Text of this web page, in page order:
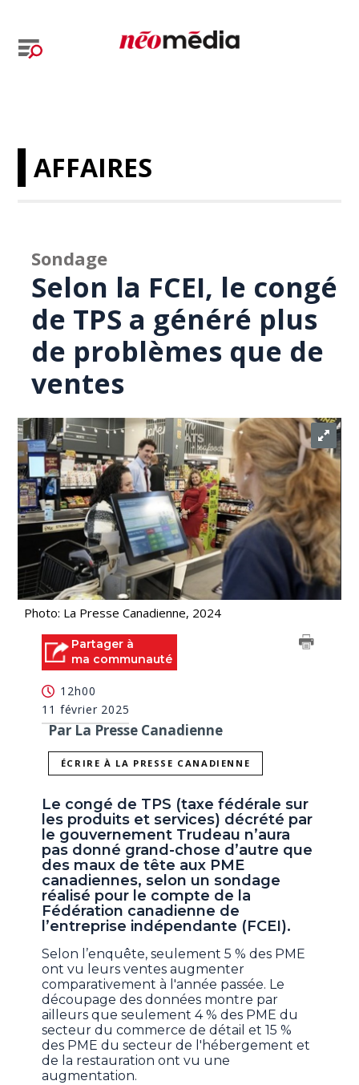
AFFAIRES
Sondage
Selon la FCEI, le congé
de TPS a généré plus
de problèmes que de
ventes
Photo: La Presse Canadienne, 2024
Partager à
ma communauté
12h00
11 février 2025
Par La Presse Canadienne
ÉCRIRE À LA PRESSE CANADIENNE
Le congé de TPS (taxe fédérale sur
les produits et services) décrété par
le gouvernement Trudeau n’aura
pas donné grand-chose d’autre que
des maux de tête aux PME
canadiennes, selon un sondage
réalisé pour le compte de la
Fédération canadienne de
l’entreprise indépendante (FCEI).
Selon l’enquête, seulement 5 % des PME
ont vu leurs ventes augmenter
comparativement à l'année passée. Le
découpage des données montre par
ailleurs que seulement 4 % des PME du
secteur du commerce de détail et 15 %
des PME du secteur de l'hébergement et
de la restauration ont vu une
augmentation.